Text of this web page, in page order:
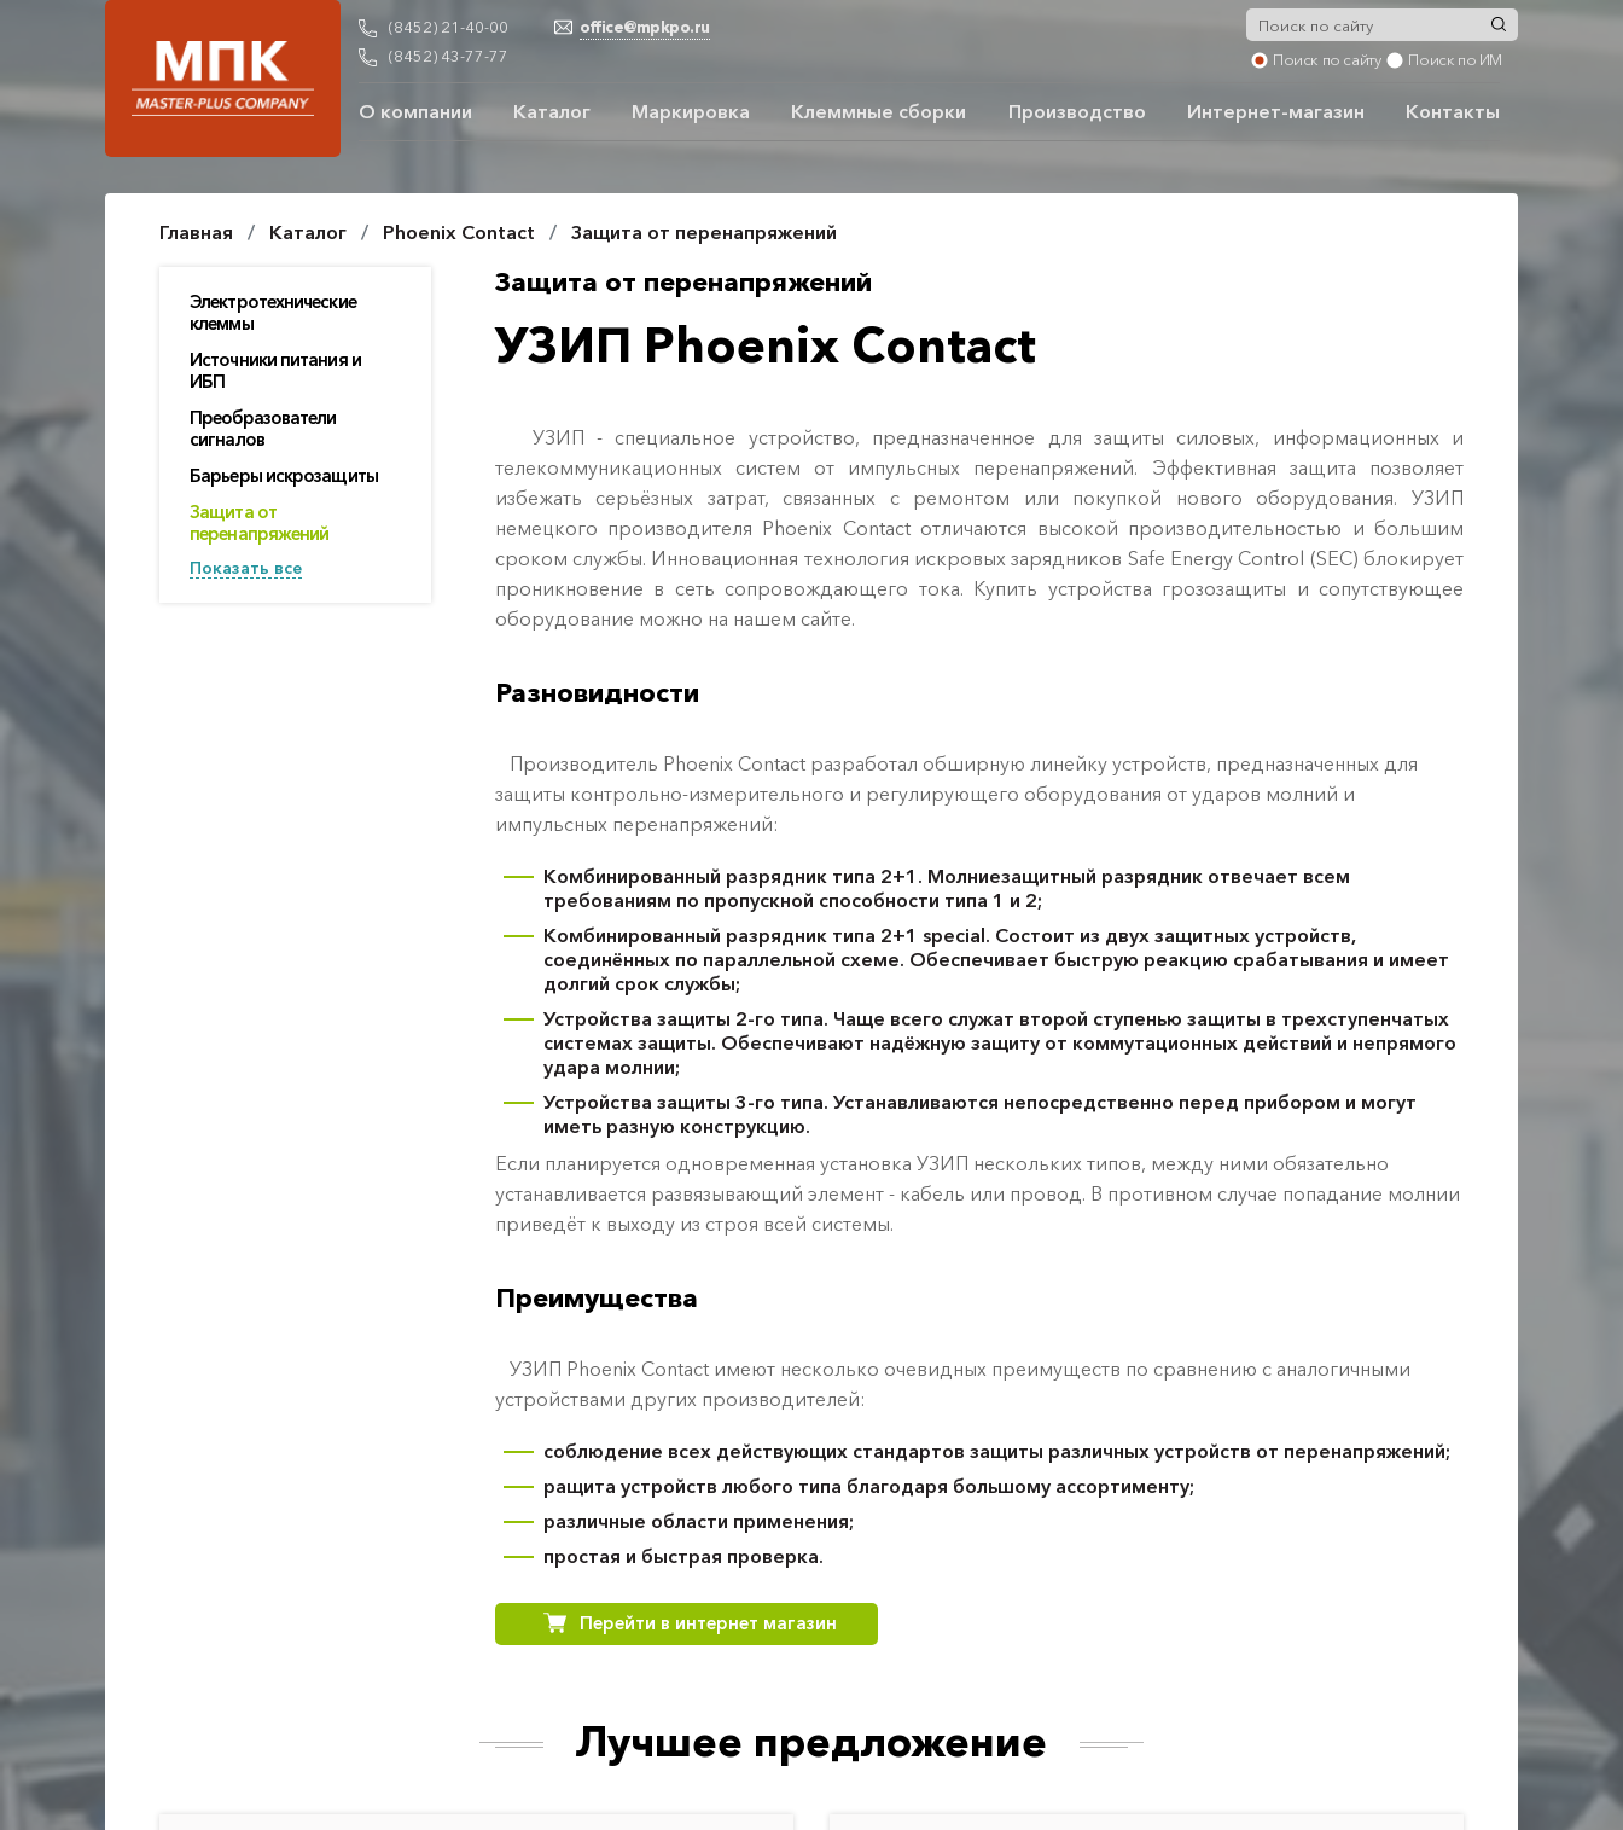
(8452) 21-40-00
(8452) 43-77-77
office@mpkpo.ru
Поиск по сайту
Поиск по ИМ
О компании Каталог Маркировка Клеммные сборки Производство Интернет-магазин Контакты
Главная Каталог Phoenix Contact Защита от перенапряжений
Электротехнические
клеммы
Источники питания и
ИБП
Преобразователи
сигналов
Барьеры искрозащиты
Защита от
перенапряжений
Показать все
Защита от перенапряжений
УЗИП Phoenix Contact
УЗИП - специальное устройство, предназначенное для защиты силовых, информационных и
телекоммуникационных систем от импульсных перенапряжений. Эффективная защита позволяет
избежать серьёзных затрат, связанных с ремонтом или покупкой нового оборудования. УЗИП
немецкого производителя Phoenix Contact отличаются высокой производительностью и большим
сроком службы. Инновационная технология искровых зарядников Safe Energy Control (SEC) блокирует
проникновение в сеть сопровождающего тока. Купить устройства грозозащиты и сопутствующее
оборудование можно на нашем сайте.
Разновидности
Производитель Phoenix Contact разработал обширную линейку устройств, предназначенных для
защиты контрольно-измерительного и регулирующего оборудования от ударов молний и
импульсных перенапряжений:
Комбинированный разрядник типа 2+1. Молниезащитный разрядник отвечает всем
требованиям по пропускной способности типа 1 и 2;
Комбинированный разрядник типа 2+1 special. Состоит из двух защитных устройств,
соединённых по параллельной схеме. Обеспечивает быструю реакцию срабатывания и имеет
долгий срок службы;
Устройства защиты 2-го типа. Чаще всего служат второй ступенью защиты в трехступенчатых
системах защиты. Обеспечивают надёжную защиту от коммутационных действий и непрямого
удара молнии;
Устройства защиты 3-го типа. Устанавливаются непосредственно перед прибором и могут
иметь разную конструкцию.
Если планируется одновременная установка УЗИП нескольких типов, между ними обязательно
устанавливается развязывающий элемент - кабель или провод. В противном случае попадание молнии
приведёт к выходу из строя всей системы.
Преимущества
УЗИП Phoenix Contact имеют несколько очевидных преимуществ по сравнению с аналогичными
устройствами других производителей:
cоблюдение всех действующих стандартов защиты различных устройств от перенапряжений;
pащита устройств любого типа благодаря большому ассортименту;
различные области применения;
простая и быстрая проверка.
Перейти в интернет магазин
Лучшее предложение